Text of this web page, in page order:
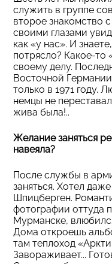
служить в группе
второе знакомство
своими глазами
как «у нас». И
потрясло? Какое-то
своему делу.
Восточной
только в 1971 году.
немцы не
жива была!..
Желание заняться
навеяла?
После службы в
заняться. Хотел
Шпицберген.
фотографии оттуда
Мурманске,
Дома откроешь
там теплоход
Завораживает...